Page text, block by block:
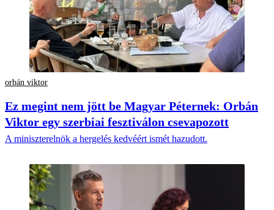
orbán viktor
Ez megint nem jött be Magyar Péternek: Orbán
Viktor egy szerbiai fesztiválon csevapozott
A miniszterelnök a hergelés kedvéért ismét hazudott.